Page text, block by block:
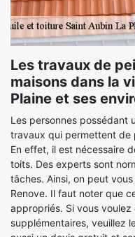
Les travaux de
maisons dans la
Plaine et ses
Les personnes possédant
travaux qui permettent de
En effet, il est nécessaire
toits. Des experts sont
tâches. Ainsi, on peut
Renove. Il faut noter que
appropriés. Si vous
supplémentaires, veuillez